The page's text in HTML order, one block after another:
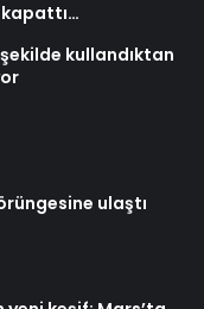
kapattı…
kullandıktan
ulaştı